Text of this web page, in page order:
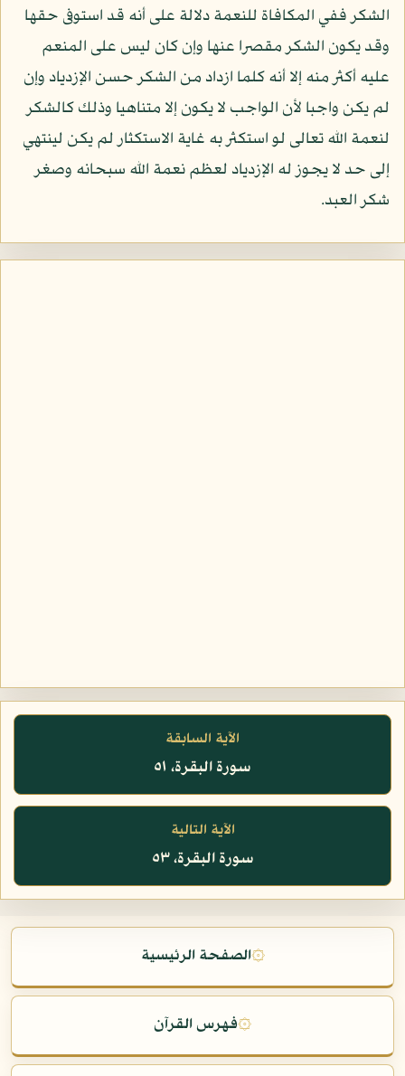
الشكر ففي المكافاة للنعمة دلالة على أنه قد استوفى حقها
وقد يكون الشكر مقصرا عنها وإن كان ليس على المنعم
عليه أكثر منه إلا أنه كلما ازداد من الشكر حسن الإزدياد وإن
لم يكن واجبا لأن الواجب لا يكون إلا متناهيا وذلك كالشكر
لنعمة الله تعالى لو استكثر به غاية الاستكثار لم يكن لينتهي
إلى حد لا يجوز له الإزدياد لعظم نعمة الله سبحانه وصغر
شكر العبد.
الآية السابقة
سورة البقرة، ٥١
الآية التالية
سورة البقرة، ٥٣
۞الصفحة الرئيسية
۞فهرس القرآن